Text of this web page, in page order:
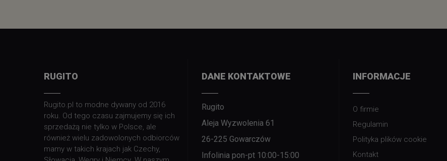
RUGITO
Rugito.pl to modne dywany od 2016
roku. Od tego czasu zajmujemy się ich
sprzedażą nie tylko w Polsce, ale
również wielu zadowolonych odbiorców
mamy w takich krajach jak Czechy,
DANE KONTAKTOWE
Rugito
Aleja Wyzwolenia 61
26-225 Gowarczów
Infolinia pon-pt 10:00-15:00
INFORMACJE
O firmie
Regulamin
Polityka plików cookie
Kontakt